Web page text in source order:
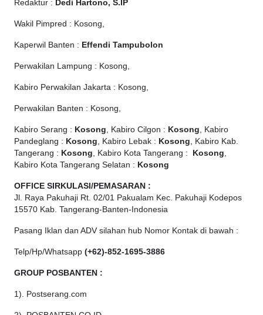
Redaktur : Dedi Hartono, S.IP
Wakil Pimpred : Kosong,
Kaperwil Banten : Effendi Tampubolon
Perwakilan Lampung : Kosong,
Kabiro Perwakilan Jakarta : Kosong,
Perwakilan Banten : Kosong,
Kabiro Serang : Kosong, Kabiro Cilgon : Kosong, Kabiro
Pandeglang : Kosong, Kabiro Lebak : Kosong, Kabiro Kab.
Tangerang : Kosong, Kabiro Kota Tangerang : Kosong,
Kabiro Kota Tangerang Selatan : Kosong
OFFICE SIRKULASI/PEMASARAN :
Jl. Raya Pakuhaji Rt. 02/01 Pakualam Kec. Pakuhaji Kodepos
15570 Kab. Tangerang-Banten-Indonesia
Pasang Iklan dan ADV silahan hub Nomor Kontak di bawah :
Telp/Hp/Whatsapp (+62)-852-1695-3886
GROUP POSBANTEN :
1). Postserang.com